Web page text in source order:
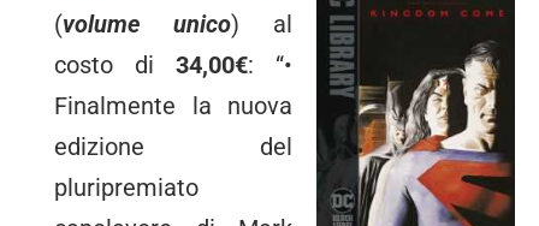
(volume unico) al
costo di 34,00€: “•
Finalmente la nuova
edizione del
pluripremiato